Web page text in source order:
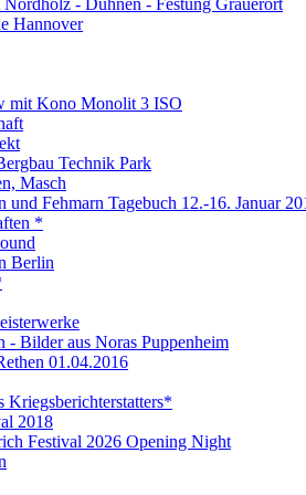
- Duhnen - Festung Grauerort
Hannover
mit Kono Monolit 3 ISO
Technik Park
Masch
und Fehmarn Tagebuch 12.-16. Januar
*
Berlin
- Bilder aus Noras Puppenheim
01.04.2016
Kriegsberichterstatters*
2018
Festival 2026 Opening Night